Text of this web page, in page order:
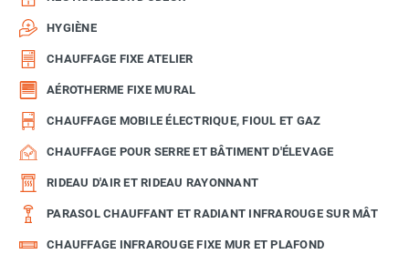
HYGIÈNE
CHAUFFAGE FIXE ATELIER
AÉROTHERME FIXE MURAL
CHAUFFAGE MOBILE ÉLECTRIQUE, FIOUL ET GAZ
CHAUFFAGE POUR SERRE ET BÂTIMENT D'ÉLEVAGE
RIDEAU D'AIR ET RIDEAU RAYONNANT
PARASOL CHAUFFANT ET RADIANT INFRAROUGE SUR MÂT
CHAUFFAGE INFRAROUGE FIXE MUR ET PLAFOND